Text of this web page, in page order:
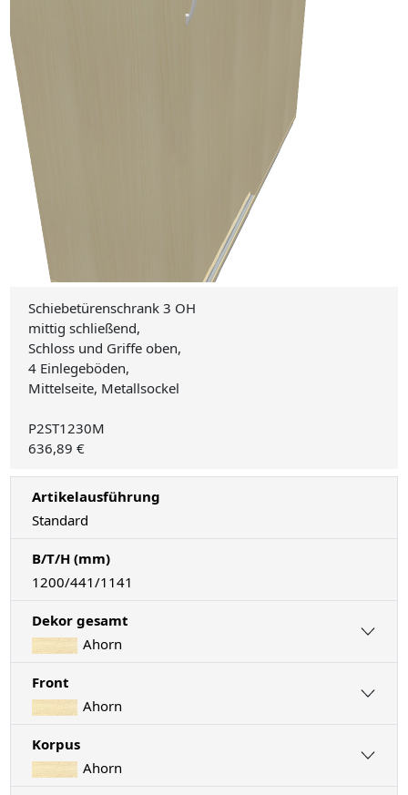
Schiebetürenschrank 3 OH
mittig schließend,
Schloss und Griffe oben,
4 Einlegeböden,
Mittelseite, Metallsockel
P2ST1230M
636,89 €
Artikelausführung
Standard
B/T/H (mm)
1200/441/1141
Dekor gesamt
Ahorn
Front
Ahorn
Korpus
Ahorn